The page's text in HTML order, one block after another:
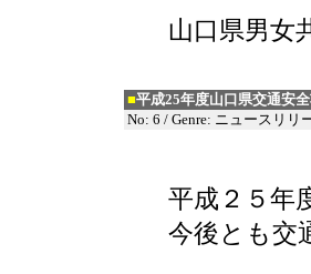
山口県男女
■平成25年度山口県交通安
No: 6 / Genre: ニュースリリ
平成２５年
今後とも交